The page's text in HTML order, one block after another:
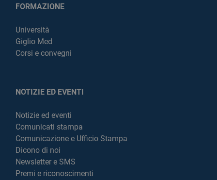
FORMAZIONE
Università
Giglio Med
Corsi e convegni
NOTIZIE ED EVENTI
Notizie ed eventi
Comunicati stampa
Comunicazione e Ufficio Stampa
Dicono di noi
Newsletter e SMS
Premi e riconoscimenti